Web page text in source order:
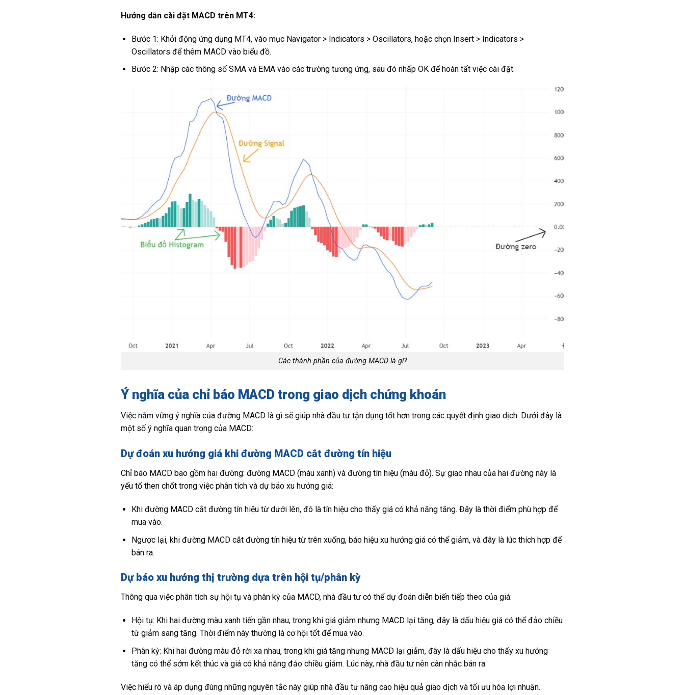
Hướng dẫn cài đặt MACD trên MT4:
Bước 1: Khởi động ứng dụng MT4, vào mục Navigator > Indicators > Oscillators, hoặc chọn Insert > Indicators >
Oscillators để thêm MACD vào biểu đồ.
Bước 2: Nhập các thông số SMA và EMA vào các trường tương ứng, sau đó nhấp OK để hoàn tất việc cài đặt.
Các thành phần của đường MACD là gì?
Ý nghĩa của chỉ báo MACD trong giao dịch chứng khoán
Việc nắm vững ý nghĩa của đường MACD là gì sẽ giúp nhà đầu tư tận dụng tốt hơn trong các quyết định giao dịch. Dưới đây là
một số ý nghĩa quan trọng của MACD:
Dự đoán xu hướng giá khi đường MACD cắt đường tín hiệu
Chỉ báo MACD bao gồm hai đường: đường MACD (màu xanh) và đường tín hiệu (màu đỏ). Sự giao nhau của hai đường này là
yếu tố then chốt trong việc phân tích và dự báo xu hướng giá:
Khi đường MACD cắt đường tín hiệu từ dưới lên, đó là tín hiệu cho thấy giá có khả năng tăng. Đây là thời điểm phù hợp để
mua vào.
Ngược lại, khi đường MACD cắt đường tín hiệu từ trên xuống, báo hiệu xu hướng giá có thể giảm, và đây là lúc thích hợp để
bán ra.
Dự báo xu hướng thị trường dựa trên hội tụ/phân kỳ
Thông qua việc phân tích sự hội tụ và phân kỳ của MACD, nhà đầu tư có thể dự đoán diễn biến tiếp theo của giá:
Hội tụ: Khi hai đường màu xanh tiến gần nhau, trong khi giá giảm nhưng MACD lại tăng, đây là dấu hiệu giá có thể đảo chiều
từ giảm sang tăng. Thời điểm này thường là cơ hội tốt để mua vào.
Phân kỳ: Khi hai đường màu đỏ rời xa nhau, trong khi giá tăng nhưng MACD lại giảm, đây là dấu hiệu cho thấy xu hướng
tăng có thể sớm kết thúc và giá có khả năng đảo chiều giảm. Lúc này, nhà đầu tư nên cân nhắc bán ra.
Việc hiểu rõ và áp dụng đúng những nguyên tắc này giúp nhà đầu tư nâng cao hiệu quả giao dịch và tối ưu hóa lợi nhuận.